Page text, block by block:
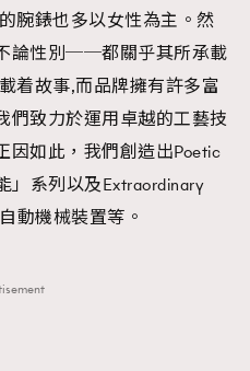
腕錶也多以女性為主。然
論性別──都關乎其所承載
着故事,而品牌擁有許多富
們致力於運用卓越的工藝技
因如此，我們創造出Poetic
」系列以及Extraordinary
動機械裝置等。